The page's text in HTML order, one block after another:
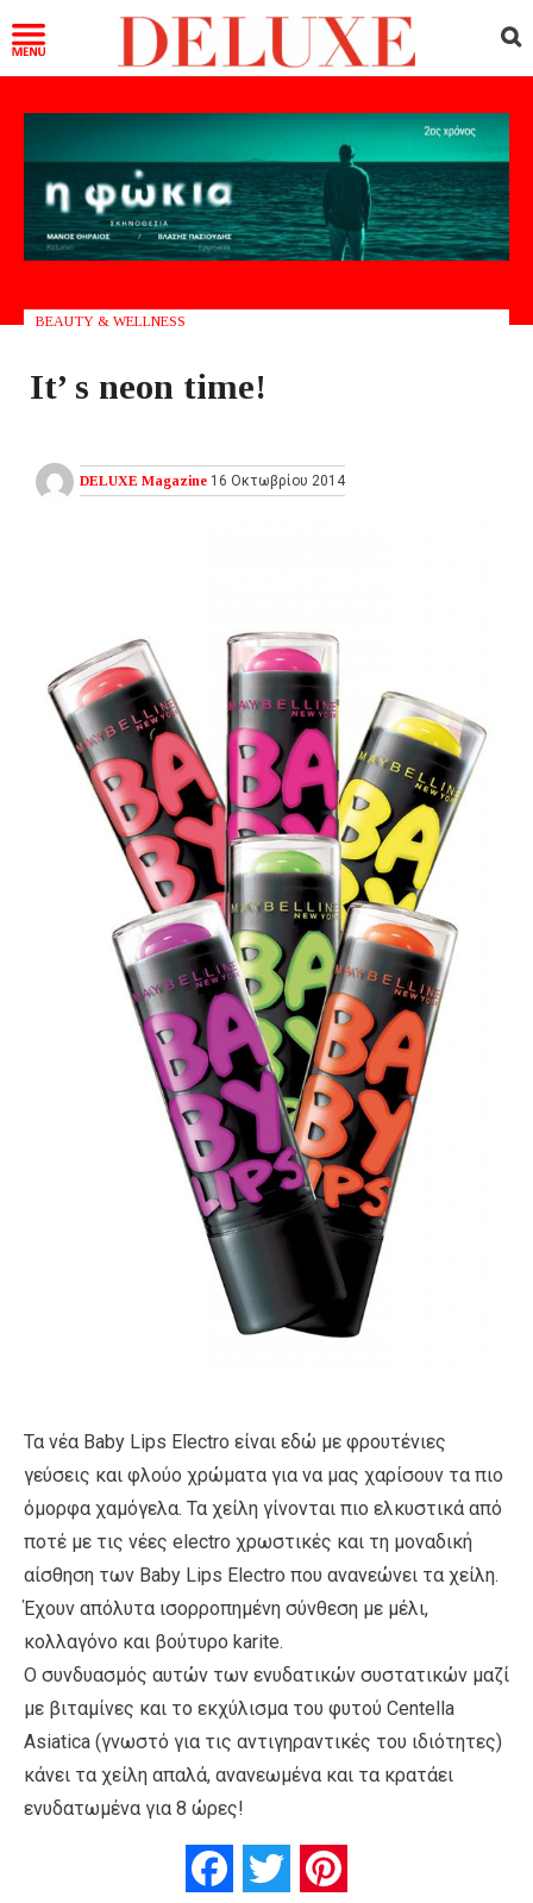
BEAUTY & WELLNESS
It’ s neon time!
DELUXE Magazine 16 Οκτωβρίου 2014
Τα νέα Baby Lips Electro είναι εδώ με φρουτένιες
γεύσεις και φλούο χρώματα για να μας χαρίσουν τα πιο
όμορφα χαμόγελα. Τα χείλη γίνονται πιο ελκυστικά από
ποτέ με τις νέες electro χρωστικές και τη μοναδική
αίσθηση των Baby Lips Electro που ανανεώνει τα χείλη.
Έχουν απόλυτα ισορροπημένη σύνθεση με μέλι,
κολλαγόνο και βούτυρο karite.
Ο συνδυασμός αυτών των ενυδατικών συστατικών μαζί
με βιταμίνες και το εκχύλισμα του φυτού Centella
Asiatica (γνωστό για τις αντιγηραντικές του ιδιότητες)
κάνει τα χείλη απαλά, ανανεωμένα και τα κρατάει
ενυδατωμένα για 8 ώρες!
FacebookTwitter